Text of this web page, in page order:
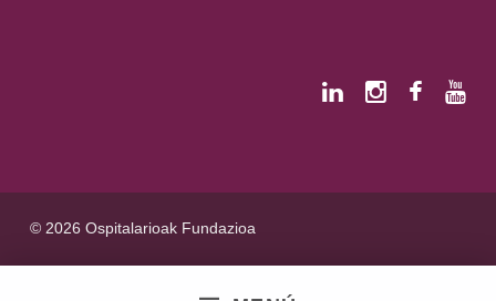
© 2026 Ospitalarioak Fundazioa